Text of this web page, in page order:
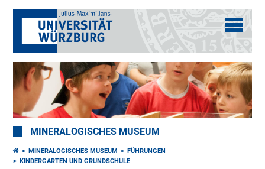
MINERALOGISCHES MUSEUM
MINERALOGISCHES MUSEUM
FÜHRUNGEN
KINDERGARTEN UND GRUNDSCHULE